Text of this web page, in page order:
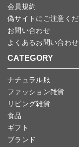
会員規約
偽サイトにご注意く
お問い合わせ
よくあるお問い合わせ
CATEGORY
ナチュラル服
ファッション雑貨
リビング雑貨
食品
ギフト
ブランド